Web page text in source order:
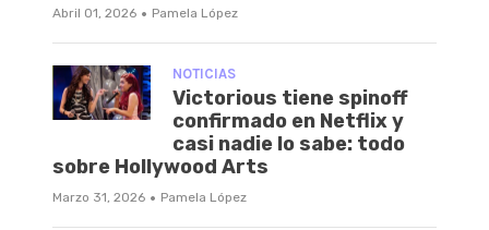
Abril 01, 2026 · Pamela López
NOTICIAS
Victorious tiene spinoff
confirmado en Netflix y
casi nadie lo sabe: todo
sobre Hollywood Arts
Marzo 31, 2026 · Pamela López